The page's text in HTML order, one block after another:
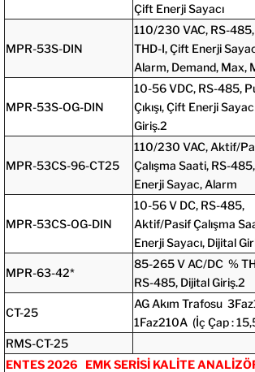
Çift Enerji Sayacı
MPR-53S-DIN
110/230 VAC, RS-485,
THD-I, Çift Enerji
Alarm, Demand, Max,
MPR-53S-OG-DIN
10-56 VDC, RS-485,
Çıkışı, Çift Enerji
Giriş.2
MPR-53CS-96-CT25
110/230 VAC, Aktif/
Çalışma Saati, RS-
Enerji Sayac, Alarm
MPR-53CS-OG-DIN
10-56 V DC, RS-485,
Aktif/Pasif Çalışma
Enerji Sayacı, Dijital
MPR-63-42*
85-265 V AC/DC %
RS-485, Dijital Giriş.2
CT-25
AG Akım Trafosu
1Faz210A (İç Çap :
RMS-CT-25
ENTES 2026 EMK SERİSİ KALİTE